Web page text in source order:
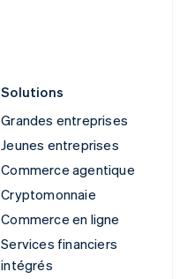
Solutions
Grandes entreprises
Jeunes entreprises
Commerce agentique
Cryptomonnaie
Commerce en ligne
Services financiers
intégrés